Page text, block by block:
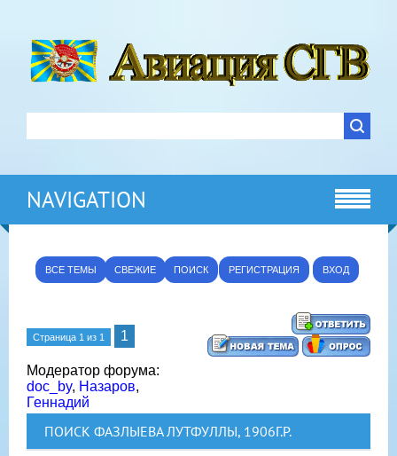
NAVIGATION
ВСЕ ТЕМЫ СВЕЖИЕ ПОИСК РЕГИСТРАЦИЯ ВХОД
Страница 1 из 1 1
Модератор форума:
doc_by, Назаров,
Геннадий
ПОИСК ФАЗЛЫЕВА ЛУТФУЛЛЫ, 1906Г.Р.